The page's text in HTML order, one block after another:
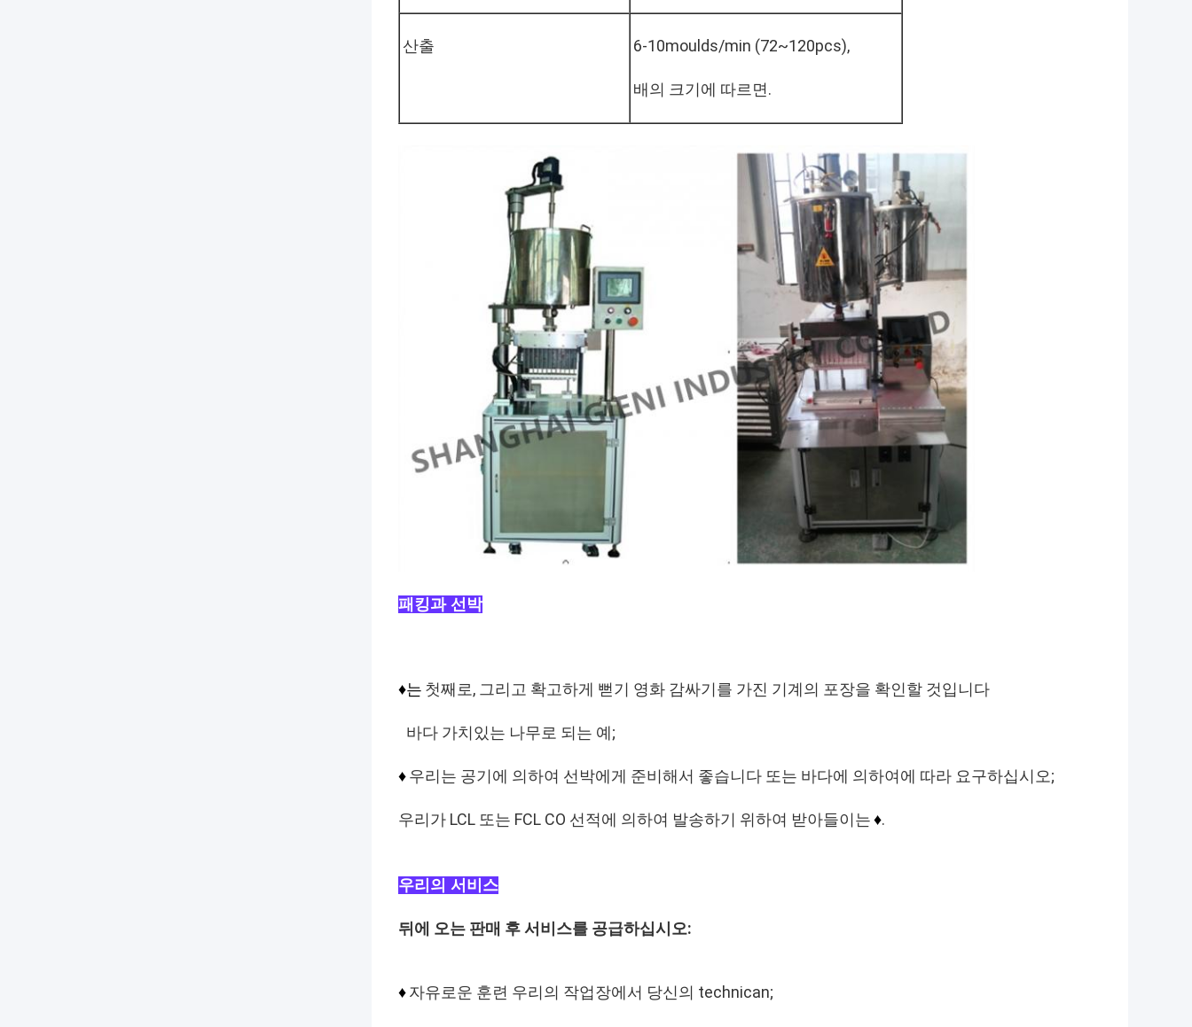
산출 6-10moulds/min (72~120pcs),
배의 크기에 따르면.
패킹과 선박
♦는 첫째로, 그리고 확고하게 뻗기 영화 감싸기를 가진 기계의 포장을 확인할 것입니다
바다 가치있는 나무로 되는 예;
♦ 우리는 공기에 의하여 선박에게 준비해서 좋습니다 또는 바다에 의하여에 따라 요구하십시오;
우리가 LCL 또는 FCL CO 선적에 의하여 발송하기 위하여 받아들이는 ♦.
우리의 서비스
뒤에 오는 판매 후 서비스를 공급하십시오:
♦ 자유로운 훈련 우리의 작업장에서 당신의 technican;